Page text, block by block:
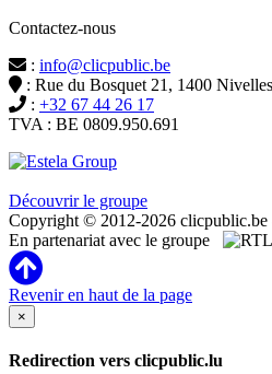
Contactez-nous
: info@clicpublic.be
: Rue du Bosquet 21, 1400
: +32 67 44 26 17
TVA : BE 0809.950.691
Découvrir le groupe
Copyright © 2012-2026 clicpublic.be
En partenariat avec le groupe
Revenir en haut de la page
×
Redirection vers clicpublic.lu